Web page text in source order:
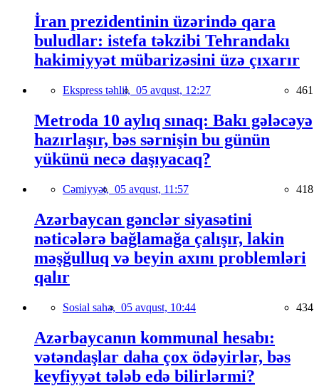
İran prezidentinin üzərində qara
buludlar: istefa təkzibi Tehrandakı
hakimiyyət mübarizəsini üzə çıxarır
Ekspress təhlil, 05 avqust, 12:27 461
Metroda 10 aylıq sınaq: Bakı gələcəyə
hazırlaşır, bəs sərnişin bu günün
yükünü necə daşıyacaq?
Cəmiyyət, 05 avqust, 11:57 418
Azərbaycan gənclər siyasətini
nəticələrə bağlamağa çalışır, lakin
məşğulluq və beyin axını problemləri
qalır
Sosial sahə, 05 avqust, 10:44 434
Azərbaycanın kommunal hesabı:
vətəndaşlar daha çox ödəyirlər, bəs
keyfiyyət tələb edə bilirlərmi?